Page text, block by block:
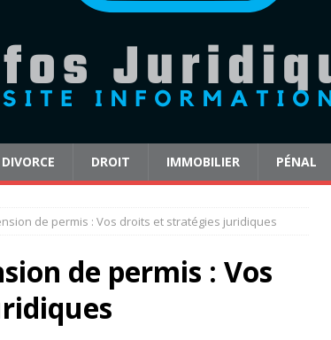
DIVORCE DROIT IMMOBILIER PÉNAL
de permis : Vos droits et stratégies juridiques
de permis : Vos